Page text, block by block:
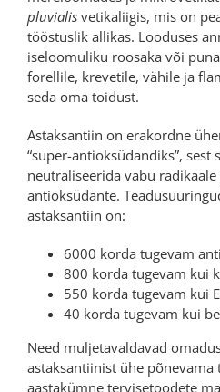
pluvialis vetikaliigis, mis on
tööstuslik allikas. Looduses
iseloomuliku roosaka või
forellile, krevetile, vähile ja
seda oma toidust.
Astaksantiin on erakordne
“super-antioksüdandiks”, sest
neutraliseerida vabu
antioksüdante.
astaksantiin on:
6000 korda tugevam
800 korda tugevam kui
550 korda tugevam kui
40 korda tugevam kui
Need muljetavaldavad
astaksantiinist ühe
aastakümne tervisetoodete